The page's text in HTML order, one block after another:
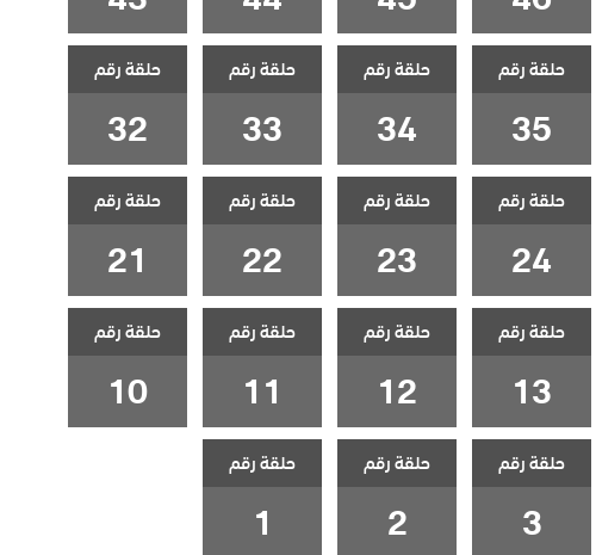
حلقة رقم
35
حلقة رقم
34
حلقة رقم
33
حلقة رقم
32
حلقة رقم
24
حلقة رقم
23
حلقة رقم
22
حلقة رقم
21
حلقة رقم
13
حلقة رقم
12
حلقة رقم
11
حلقة رقم
10
حلقة رقم
3
حلقة رقم
2
حلقة رقم
1